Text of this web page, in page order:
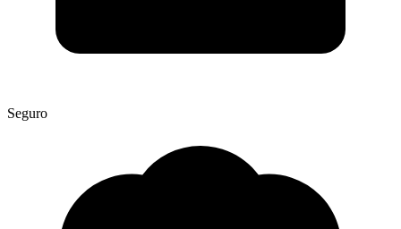
Seguro